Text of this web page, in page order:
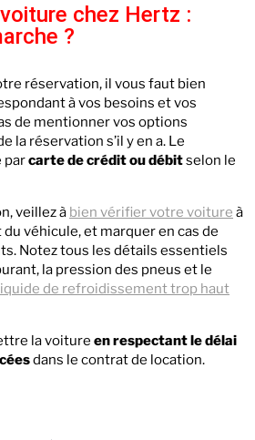
chez Hertz :
?
réservation, il vous faut bien
à vos besoins et vos
de mentionner vos options
la réservation s’il y en a. Le
parcarte de crédit ou débitselon le
veillez à bien vérifier votre voiture à
du véhicule, et marquer en cas de
Notez tous les détails essentiels
la pression des pneus et le
de refroidissement trop haut
la voiture en respectant le délai
dans le contrat de location.